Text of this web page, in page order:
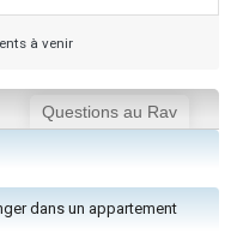
à venir
Questions au Rav
dans un appartement